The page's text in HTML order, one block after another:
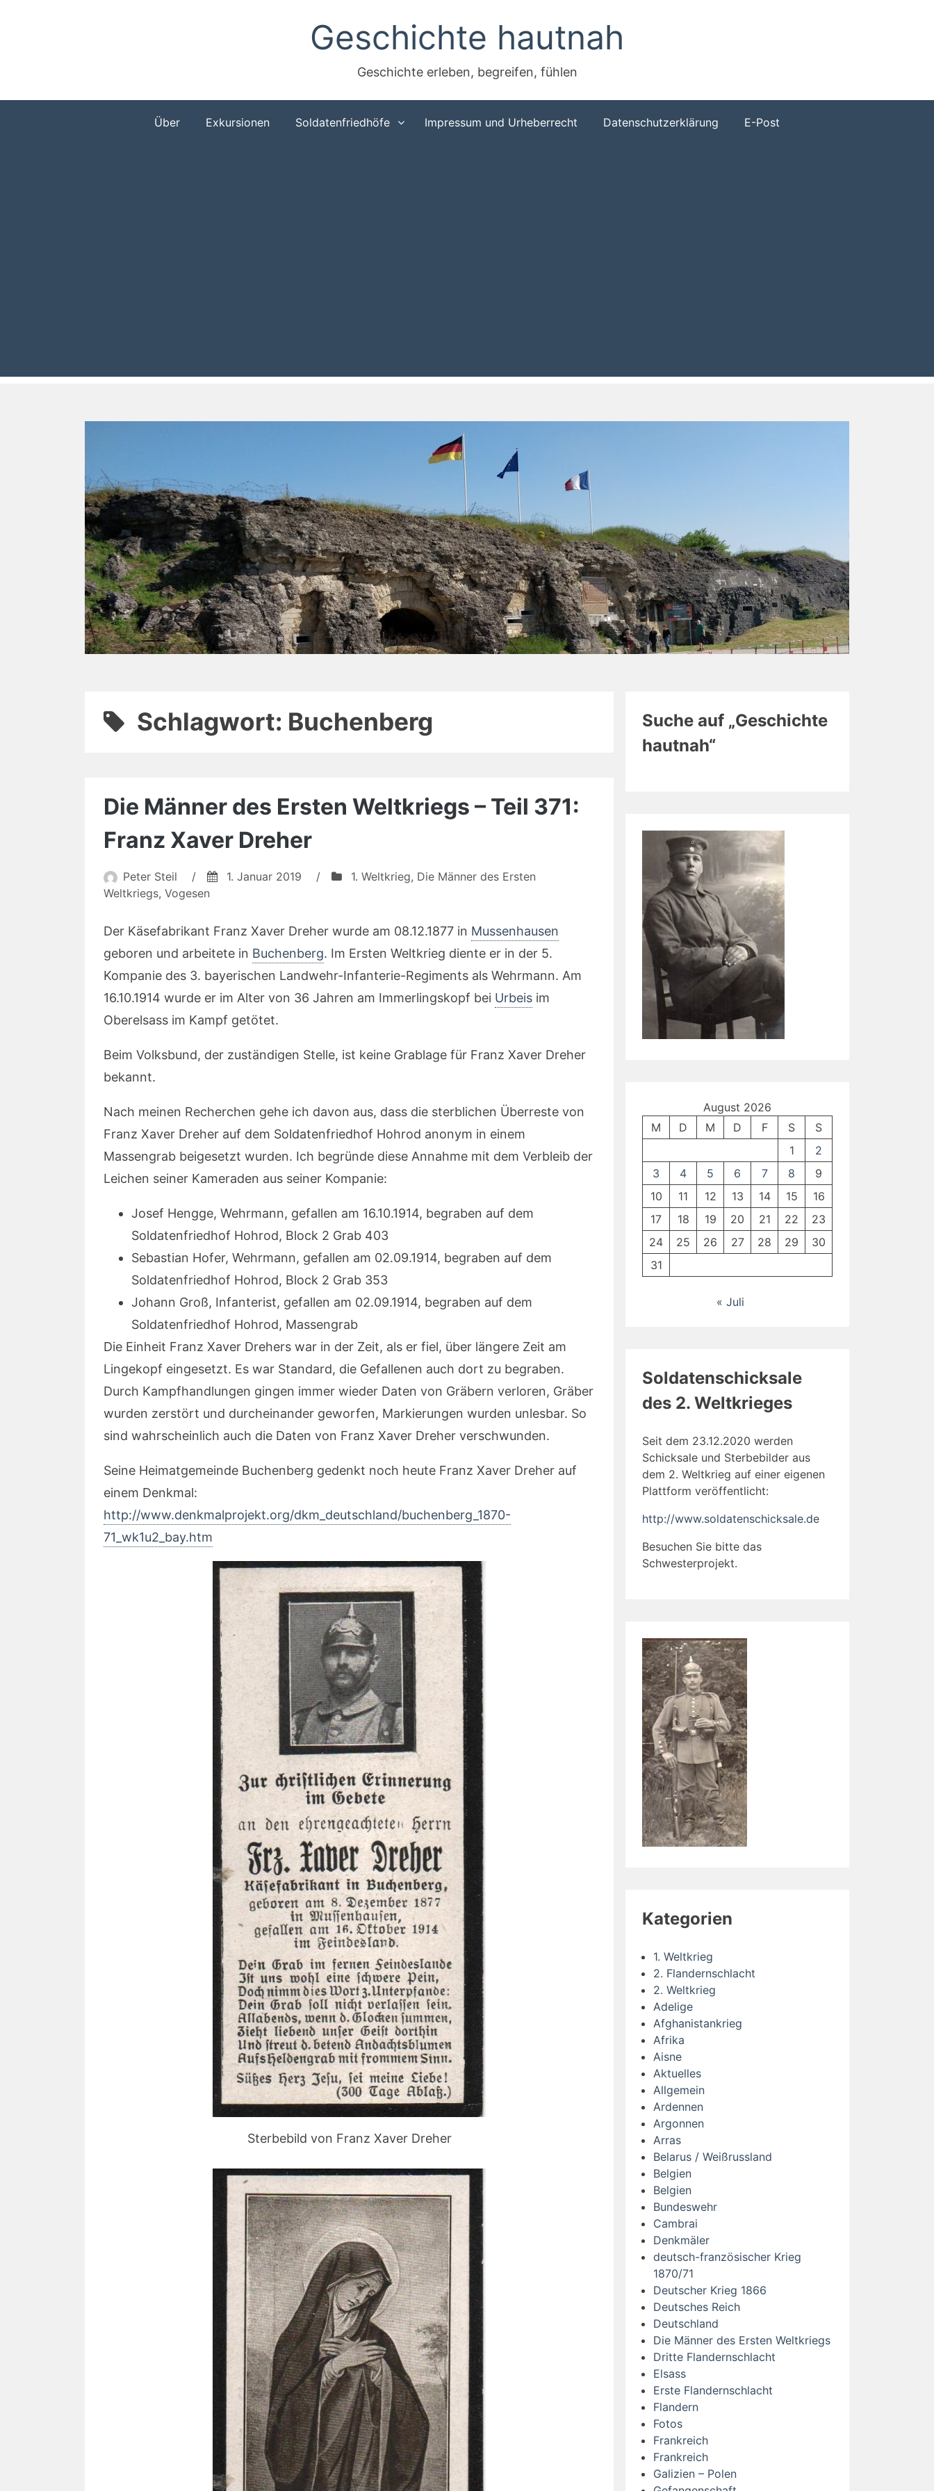
Geschichte hautnah
Geschichte erleben, begreifen, fühlen
Über Exkursionen Soldatenfriedhöfe Impressum und Urheberrecht Datenschutzerklärung E-Post
Schlagwort: Buchenberg
Die Männer des Ersten Weltkriegs – Teil 371:
Franz Xaver Dreher
Peter Steil / 1. Januar 2019 / 1. Weltkrieg, Die Männer des Ersten
Weltkriegs, Vogesen
Der Käsefabrikant Franz Xaver Dreher wurde am 08.12.1877 in Mussenhausen
geboren und arbeitete in Buchenberg. Im Ersten Weltkrieg diente er in der 5.
Kompanie des 3. bayerischen Landwehr-Infanterie-Regiments als Wehrmann. Am
16.10.1914 wurde er im Alter von 36 Jahren am Immerlingskopf bei Urbeis im
Oberelsass im Kampf getötet.
Beim Volksbund, der zuständigen Stelle, ist keine Grablage für Franz Xaver Dreher
bekannt.
Nach meinen Recherchen gehe ich davon aus, dass die sterblichen Überreste von
Franz Xaver Dreher auf dem Soldatenfriedhof Hohrod anonym in einem
Massengrab beigesetzt wurden. Ich begründe diese Annahme mit dem Verbleib der
Leichen seiner Kameraden aus seiner Kompanie:
Josef Hengge, Wehrmann, gefallen am 16.10.1914, begraben auf dem
Soldatenfriedhof Hohrod, Block 2 Grab 403
Sebastian Hofer, Wehrmann, gefallen am 02.09.1914, begraben auf dem
Soldatenfriedhof Hohrod, Block 2 Grab 353
Johann Groß, Infanterist, gefallen am 02.09.1914, begraben auf dem
Soldatenfriedhof Hohrod, Massengrab
Die Einheit Franz Xaver Drehers war in der Zeit, als er fiel, über längere Zeit am
Lingekopf eingesetzt. Es war Standard, die Gefallenen auch dort zu begraben.
Durch Kampfhandlungen gingen immer wieder Daten von Gräbern verloren, Gräber
wurden zerstört und durcheinander geworfen, Markierungen wurden unlesbar. So
sind wahrscheinlich auch die Daten von Franz Xaver Dreher verschwunden.
Seine Heimatgemeinde Buchenberg gedenkt noch heute Franz Xaver Dreher auf
einem Denkmal:
http://www.denkmalprojekt.org/dkm_deutschland/buchenberg_1870-
71_wk1u2_bay.htm
Sterbebild von Franz Xaver Dreher
Suche auf „Geschichte
hautnah“
August 2026
M
D M D F S
S
1
2
3
4 5 6 7 8
9
10
11 12 13 14 15
16
17
18 19 20 21 22
23
24
25 26 27 28 29
30
31
« Juli
Soldatenschicksale
des 2. Weltkrieges
Seit dem 23.12.2020 werden
Schicksale und Sterbebilder aus
dem 2. Weltkrieg auf einer eigenen
Plattform veröffentlicht:
http://www.soldatenschicksale.de
Besuchen Sie bitte das
Schwesterprojekt.
Kategorien
1. Weltkrieg
2. Flandernschlacht
2. Weltkrieg
Adelige
Afghanistankrieg
Afrika
Aisne
Aktuelles
Allgemein
Ardennen
Argonnen
Arras
Belarus / Weißrussland
Belgien
Belgien
Bundeswehr
Cambrai
Denkmäler
deutsch-französischer Krieg
1870/71
Deutscher Krieg 1866
Deutsches Reich
Deutschland
Die Männer des Ersten Weltkriegs
Dritte Flandernschlacht
Elsass
Erste Flandernschlacht
Flandern
Fotos
Frankreich
Frankreich
Galizien – Polen